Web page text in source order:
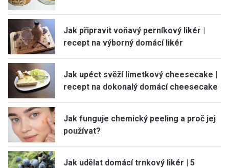
Jak připravit voňavý perníkový likér |
recept na výborný domácí likér
Jak upéct svěží limetkový cheesecake |
recept na dokonalý domácí cheesecake
Jak funguje chemický peeling a proč jej
používat?
Jak udělat domácí trnkový likér | 5